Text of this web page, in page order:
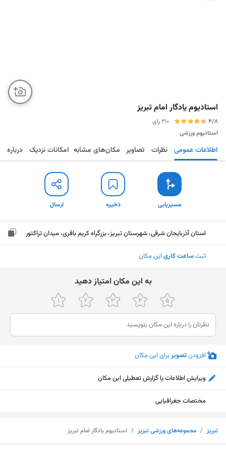
استادیوم یادگار امام تبریز
4/8
210 رای
استادیوم ورزشی
مسیریابی ذخیره ارسال اطلاعات عمومی نظرات تصاویر مکان‌های مشابه امکانات نزدیک درباره
مسیریابی ذخیره ارسال
استان آذربایجان شرقی، شهرستان تبریز، بزرگراه کریم باقری، میدان تراکتور
ثبتساعت کاری این مکان
ﺑﻪ اﯾﻦ ﻣﮑﺎن اﻣﺘﯿﺎز دﻫﯿﺪ
افزودنتصویربرای این مکان
ویرایش اطلاعات یا گزارش تعطیلی این مکان
مختصات جغرافیایی
تبریز / مجموعه‌های ورزشی تبریز / استادیوم یادگار امام تبریز